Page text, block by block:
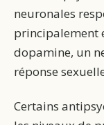
neuronales
principalement
dopamine, un
réponse
Certains